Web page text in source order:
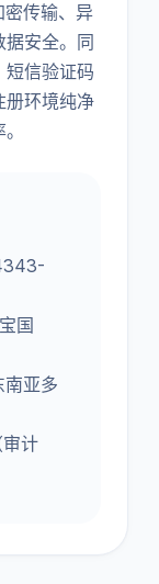
密传输、异
安全。同
短信验证码
册环境纯净
国
亚多
计